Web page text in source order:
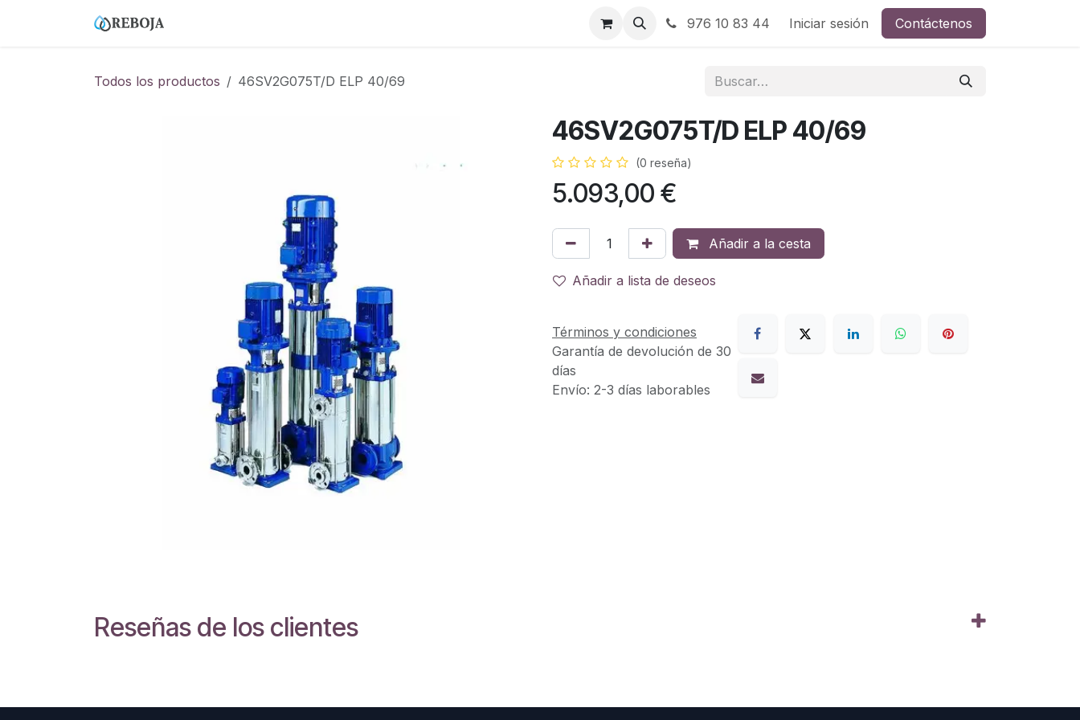
Blog 976 10 83 44 Iniciar sesión Contáctenos
Todos los productos 46SV2G075T/D ELP 40/69
46SV2G075T/D ELP 40/69
(0 reseña)
5.093,00 €
Añadir a la cesta
Añadir a lista de deseos
Términos y condiciones
Garantía de devolución de 30
días
Envío: 2-3 días laborables
Reseñas de los clientes